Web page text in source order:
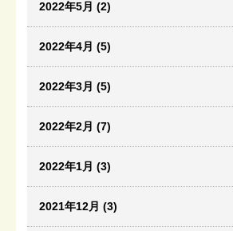
2022年5月 (2)
2022年4月 (5)
2022年3月 (5)
2022年2月 (7)
2022年1月 (3)
2021年12月 (3)